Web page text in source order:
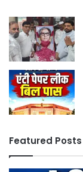
Featured Posts